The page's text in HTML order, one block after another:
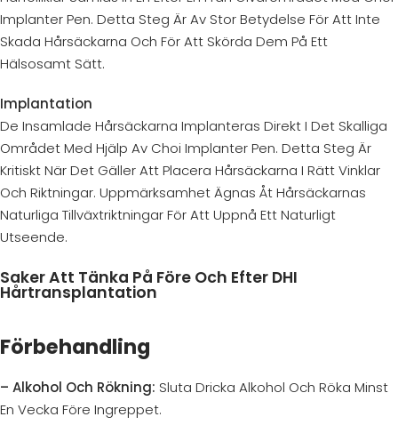
Implanter Pen. Detta Steg Är Av Stor Betydelse För Att Inte
Skada Hårsäckarna Och För Att Skörda Dem På Ett
Hälsosamt Sätt.
Implantation
De Insamlade Hårsäckarna Implanteras Direkt I Det Skalliga
Området Med Hjälp Av Choi Implanter Pen. Detta Steg Är
Kritiskt När Det Gäller Att Placera Hårsäckarna I Rätt Vinklar
Och Riktningar. Uppmärksamhet Ägnas Åt Hårsäckarnas
Naturliga Tillväxtriktningar För Att Uppnå Ett Naturligt
Utseende.
Saker Att Tänka På Före Och Efter DHI
Hårtransplantation
Förbehandling
– Alkohol Och Rökning: Sluta Dricka Alkohol Och Röka Minst
En Vecka Före Ingreppet.